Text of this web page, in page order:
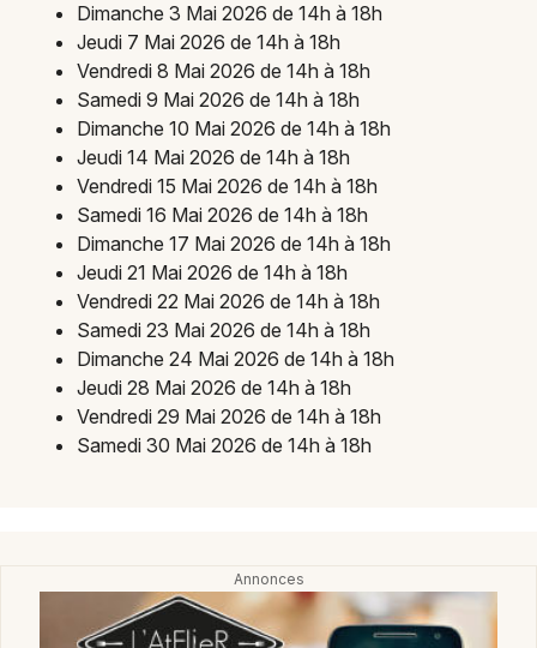
Dimanche 3 Mai 2026 de 14h à 18h
Jeudi 7 Mai 2026 de 14h à 18h
Vendredi 8 Mai 2026 de 14h à 18h
Samedi 9 Mai 2026 de 14h à 18h
Dimanche 10 Mai 2026 de 14h à 18h
Jeudi 14 Mai 2026 de 14h à 18h
Vendredi 15 Mai 2026 de 14h à 18h
Samedi 16 Mai 2026 de 14h à 18h
Dimanche 17 Mai 2026 de 14h à 18h
Jeudi 21 Mai 2026 de 14h à 18h
Vendredi 22 Mai 2026 de 14h à 18h
Samedi 23 Mai 2026 de 14h à 18h
Dimanche 24 Mai 2026 de 14h à 18h
Jeudi 28 Mai 2026 de 14h à 18h
Vendredi 29 Mai 2026 de 14h à 18h
Samedi 30 Mai 2026 de 14h à 18h